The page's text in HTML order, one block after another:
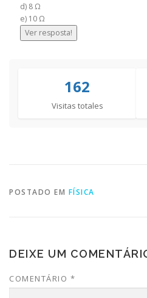
d) 8 Ω
e) 10 Ω
Ver resposta!
162
Visitas totales
POSTADO EM FÍSICA
DEIXE UM
COMENTÁRIO *